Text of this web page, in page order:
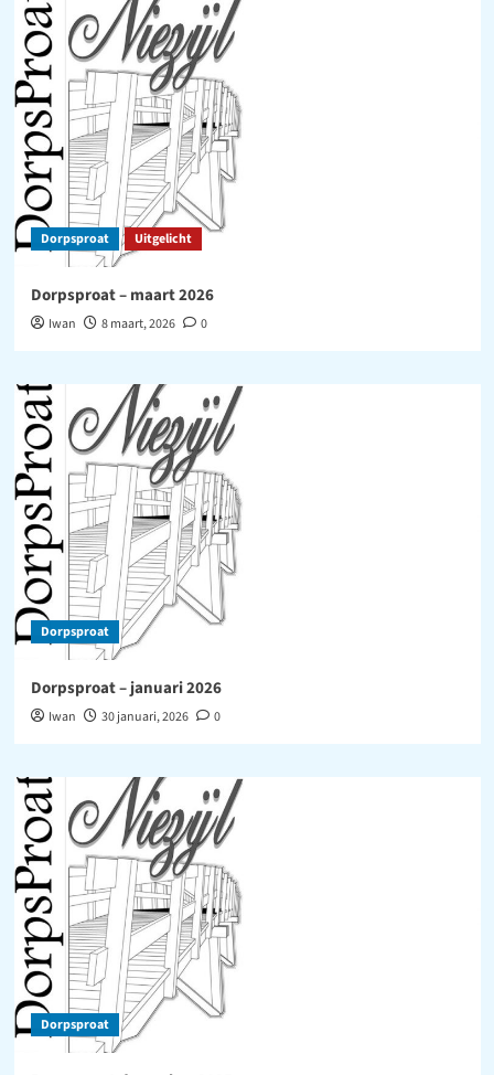
Dorpsproat Uitgelicht
Dorpsproat – maart 2026
Iwan 8 maart, 2026 0
Dorpsproat
Dorpsproat – januari 2026
Iwan 30 januari, 2026 0
Dorpsproat